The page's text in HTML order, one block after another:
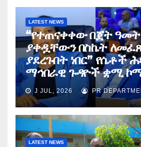
LATEST NEWS
“የተጠናቀቀው በጀት
ያቀዷቸውን በስኬት
ያደረጉበት ነበር” የሴቶች
ማኅበራዊ ጉዳዮች ቋሚ
J JUL, 2026 PR
LATEST NEWS